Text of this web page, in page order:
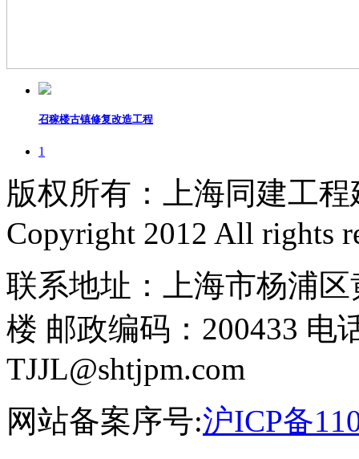
召稼楼古镇修复改造工程
1
版权所有：上海同建工
Copyright 2012 All rights
联系地址：上海市杨浦
楼 邮政编码：200433 电
TJJL@shtjpm.com
网站备案序号:沪ICP备